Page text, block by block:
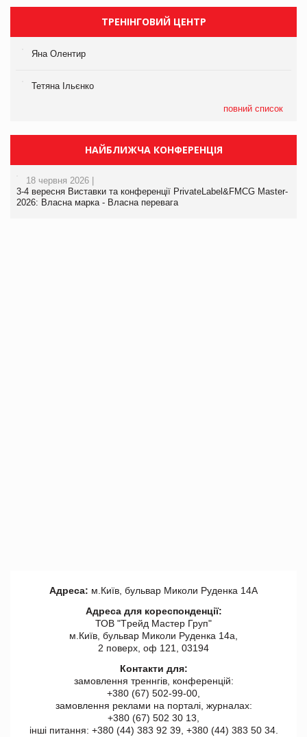
ТРЕНІНГОВИЙ ЦЕНТР
Яна Олентир
Тетяна Ільєнко
повний список
НАЙБЛИЖЧА КОНФЕРЕНЦІЯ
18 червня 2026 |
3-4 вересня Виставки та конференції PrivateLabel&FMCG Master-
2026: Власна марка - Власна перевага
Адреса: м.Київ, бульвар Миколи Руденка 14А
Адреса для кореспонденції:
ТОВ "Tрейд Мастер Груп"
м.Київ, бульвар Миколи Руденка 14а,
2 поверх, оф 121, 03194
Контакти для:
замовлення треннгів, конференцій:
+380 (67) 502-99-00,
замовлення реклами на порталі, журналах:
+380 (67) 502 30 13,
інші питання: +380 (44) 383 92 39, +380 (44) 383 50 34.